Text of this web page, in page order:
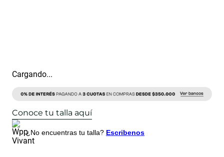
Cargando...
Conoce tu talla aquí
¿No encuentras tu talla? Escribenos